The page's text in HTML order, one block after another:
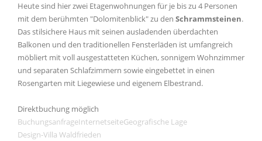
Heute sind hier zwei Etagenwohnungen für je bis zu 4 Personen
mit dem berühmten "Dolomitenblick" zu den Schrammsteinen.
Das stilsichere Haus mit seinen ausladenden überdachten
Balkonen und den traditionellen Fensterläden ist umfangreich
möbliert mit voll ausgestatteten Küchen, sonnigem Wohnzimmer
und separaten Schlafzimmern sowie eingebettet in einen
Rosengarten mit Liegewiese und eigenem Elbestrand.
Direktbuchung möglich
BuchungsanfrageInternetseiteGeografische Lage
Design-Villa Waldfrieden